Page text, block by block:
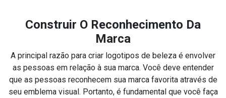
Construir O Reconhecimento Da
Marca
A principal razão para criar logotipos de beleza é envolver
as pessoas em relação à sua marca. Você deve entender
que as pessoas reconhecem sua marca favorita através de
seu emblema visual. Portanto, é fundamental que você faça